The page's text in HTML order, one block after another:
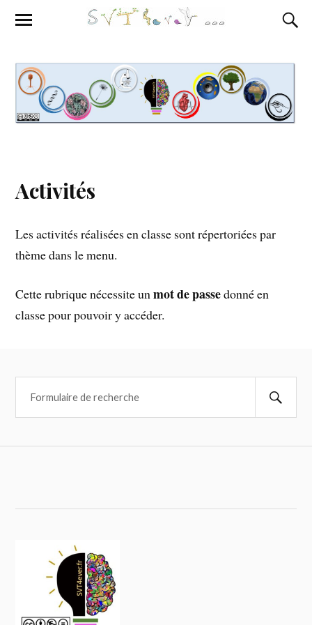
Activités
Les activités réalisées en classe sont répertoriées par
thème dans le menu.
Cette rubrique nécessite unmot de passedonné en
classe pour pouvoir y accéder.